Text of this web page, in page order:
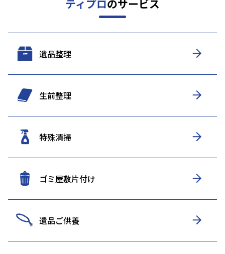
ティプロのサービス
遺品整理
生前整理
特殊清掃
ゴミ屋敷片付け
遺品ご供養